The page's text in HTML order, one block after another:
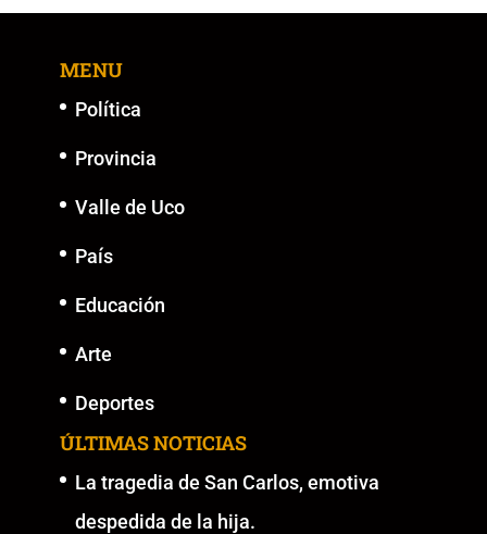
MENU
Política
Provincia
Valle de Uco
País
Educación
Arte
Deportes
ÚLTIMAS NOTICIAS
La tragedia de San Carlos, emotiva
despedida de la hija.